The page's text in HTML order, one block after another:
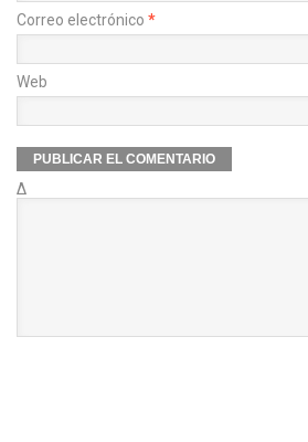
Correo electrónico *
Web
Δ